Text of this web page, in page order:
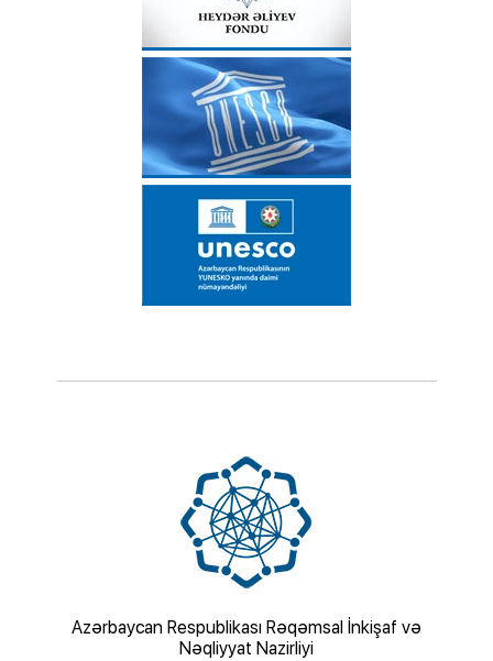
Azərbaycan Respublikası Gənclər və İdman
Nazirliyi